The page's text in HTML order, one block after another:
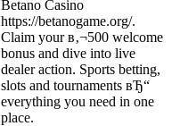
Betano Casino
https://betanogame.org/.
Claim your в‚¬500 welcome
bonus and dive into live
dealer action. Sports betting,
slots and tournaments вЂ“
everything you need in one
place.